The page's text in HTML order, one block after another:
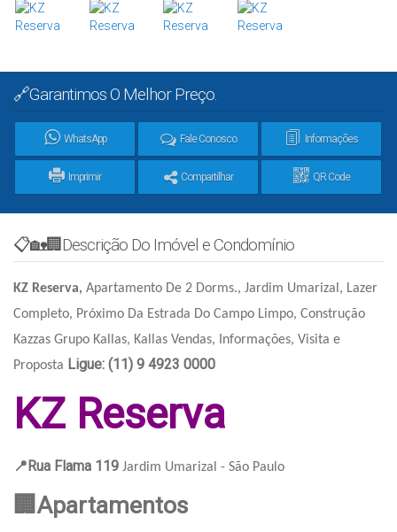
🔗Garantimos O Melhor Preço.
WhatsApp Fale Conosco Informações
Imprimir Compartilhar QR Code
📋🏡🏢Descrição Do Imóvel e Condomínio
KZ Reserva, Apartamento De 2 Dorms., Jardim Umarizal, Lazer
Completo, Próximo Da Estrada Do Campo Limpo, Construção
Kazzas Grupo Kallas, Kallas Vendas, Informações, Visita e
Proposta Ligue: (11) 9 4923 0000
KZ Reserva
📍Rua Flama 119 Jardim Umarizal - São Paulo
🏢Apartamentos